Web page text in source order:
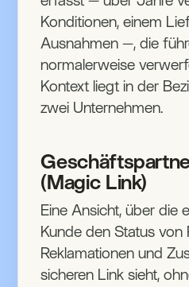
Konditionen, einem
Ausnahmen —, die
normalerweise
Kontext liegt in der
zwei Unternehmen.
(Magic Link)
Eine Ansicht, über die
Kunde den Status von
Reklamationen und
sicheren Link sieht,